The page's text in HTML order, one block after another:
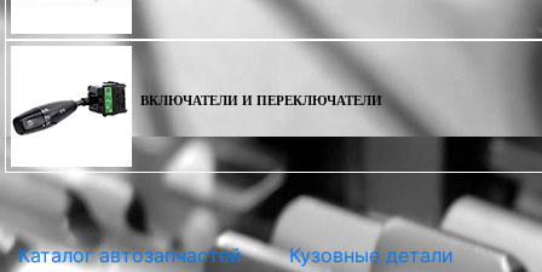
ВКЛЮЧАТЕЛИ И ПЕРЕКЛЮЧАТЕЛИ
Каталог автозапчастей
Кузовные детали